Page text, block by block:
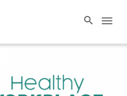
search